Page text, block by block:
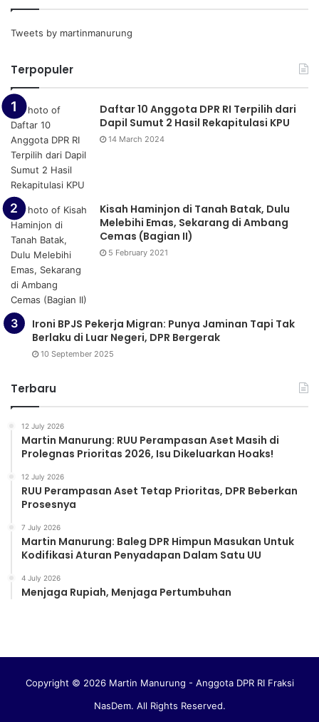
Tweets by martinmanurung
Terpopuler
Daftar 10 Anggota DPR RI Terpilih dari
Dapil Sumut 2 Hasil Rekapitulasi KPU
14 March 2024
Kisah Haminjon di Tanah Batak, Dulu
Melebihi Emas, Sekarang di Ambang
Cemas (Bagian II)
5 February 2021
Ironi BPJS Pekerja Migran: Punya Jaminan Tapi Tak
Berlaku di Luar Negeri, DPR Bergerak
10 September 2025
Terbaru
12 July 2026
Martin Manurung: RUU Perampasan Aset Masih di
Prolegnas Prioritas 2026, Isu Dikeluarkan Hoaks!
12 July 2026
RUU Perampasan Aset Tetap Prioritas, DPR Beberkan
Prosesnya
7 July 2026
Martin Manurung: Baleg DPR Himpun Masukan Untuk
Kodifikasi Aturan Penyadapan Dalam Satu UU
4 July 2026
Menjaga Rupiah, Menjaga Pertumbuhan
Copyright © 2026 Martin Manurung - Anggota DPR RI Fraksi
NasDem. All Rights Reserved.